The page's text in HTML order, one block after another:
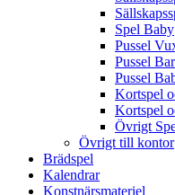
Spel Baby
Pussel
Pussel
Pussel
Kortspel
Kortspel
Övrigt
Övrigt till kontor
Brädspel
Kalendrar
Konstnärsmateriel